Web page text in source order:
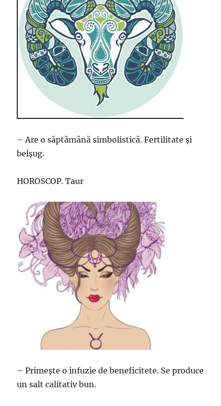
– Are o săptămână simbolistică. Fertilitate și
belșug.
HOROSCOP. Taur
– Primește o infuzie de beneficitete. Se produce
un salt calitativ bun.